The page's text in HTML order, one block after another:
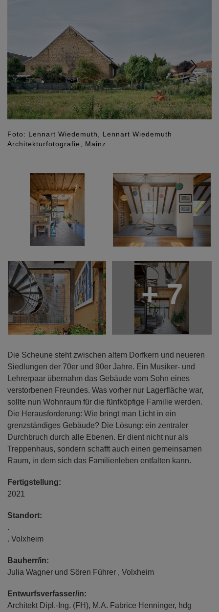
Foto: Lennart Wiedemuth, Lennart Wiedemuth
Architekturfotografie, Mainz
+ 7
Die Scheune steht zwischen altem Dorfkern und neueren
Siedlungen der 70er und 90er Jahre. Ein Musiker- und
Lehrerpaar übernahm das Gebäude vom Sohn eines
verstorbenen Freundes. Was vorher nur Lagerfläche war,
sollte nun Wohnraum für die fünfköpfige Familie werden.
Die Herausforderung: Wie bringt man Licht in ein
grenzständiges Gebäude? Die Lösung: ein zentraler
Durchbruch durch alle Ebenen. Er dient nicht nur als
Treppenhaus, sondern schafft auch einen gemeinsamen
Raum, in dem sich das Familienleben entfalten kann.
Fertigstellung:
2021
Standort:
.
. Volxheim
Bauherr/in:
Julia Wagner und Sören Führer , Volxheim
Entwurfsverfasser/in:
Architekt Dipl.-Ing. (FH), M.A. Fabrice Henninger, hdg